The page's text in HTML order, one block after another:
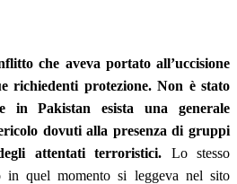
che aveva portato all’uccisione
richiedenti protezione. Non è stato
in Pakistan esista una generale
dovuti alla presenza di gruppi
attentati terroristici. Lo stesso
in quel momento si leggeva nel sito